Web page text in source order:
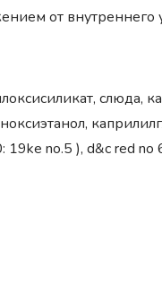
от внутреннего
слюда,
no.5 ), d&c red no